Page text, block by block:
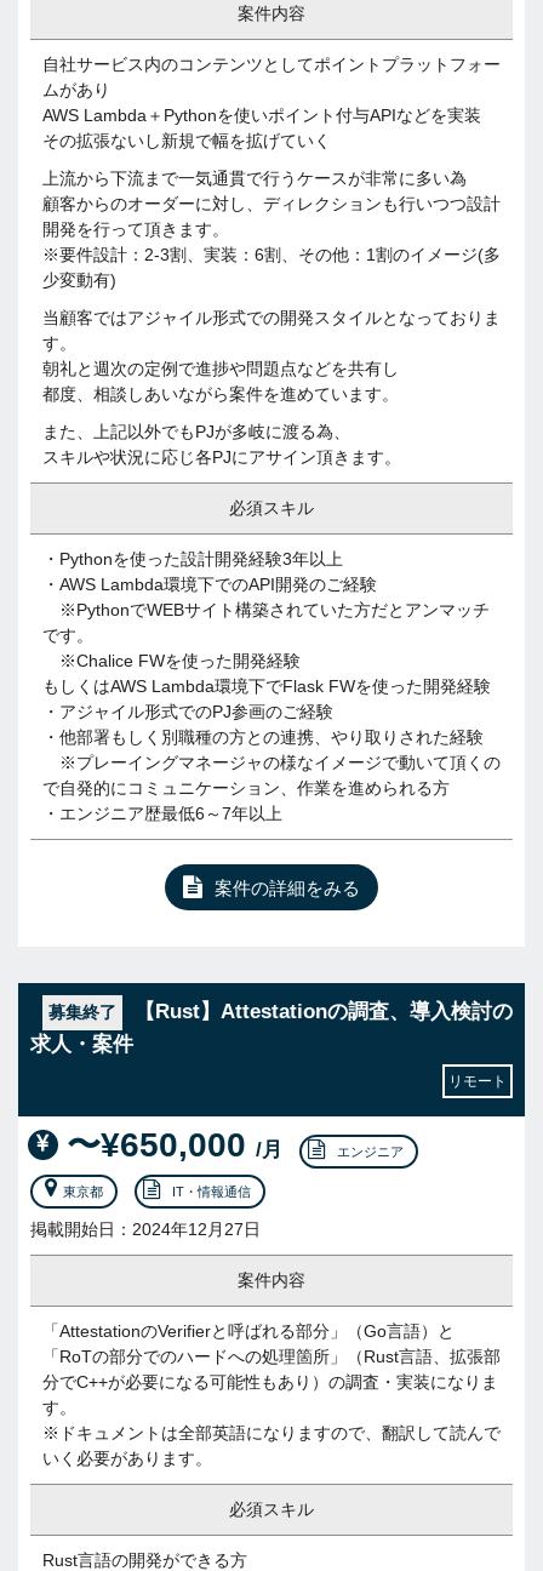
案件内容
自社サービス内のコンテンツとしてポイントプラットフォー
ムがあり
AWS Lambda＋Pythonを使いポイント付与APIなどを実装
その拡張ないし新規で幅を拡げていく
上流から下流まで一気通貫で行うケースが非常に多い為
顧客からのオーダーに対し、ディレクションも行いつつ設計
開発を行って頂きます。
※要件設計：2-3割、実装：6割、その他：1割のイメージ(多
少変動有)
当顧客ではアジャイル形式での開発スタイルとなっておりま
す。
朝礼と週次の定例で進捗や問題点などを共有し
都度、相談しあいながら案件を進めています。
また、上記以外でもPJが多岐に渡る為、
スキルや状況に応じ各PJにアサイン頂きます。
必須スキル
・Pythonを使った設計開発経験3年以上
・AWS Lambda環境下でのAPI開発のご経験
※PythonでWEBサイト構築されていた方だとアンマッチ
です。
※Chalice FWを使った開発経験
もしくはAWS Lambda環境下でFlask FWを使った開発経験
・アジャイル形式でのPJ参画のご経験
・他部署もしく別職種の方との連携、やり取りされた経験
※プレーイングマネージャの様なイメージで動いて頂くの
で自発的にコミュニケーション、作業を進められる方
・エンジニア歴最低6～7年以上
案件の詳細をみる
募集終了
【Rust】Attestationの調査、導入検討の
求人・案件
リモート
〜¥650,000 /月 エンジニア
東京都 IT・情報通信
掲載開始日：2024年12月27日
案件内容
「AttestationのVerifierと呼ばれる部分」（Go言語）と
「RoTの部分でのハードへの処理箇所」（Rust言語、拡張部
分でC++が必要になる可能性もあり）の調査・実装になりま
す。
※ドキュメントは全部英語になりますので、翻訳して読んで
いく必要があります。
必須スキル
Rust言語の開発ができる方